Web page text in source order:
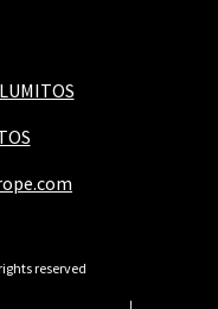
reserved